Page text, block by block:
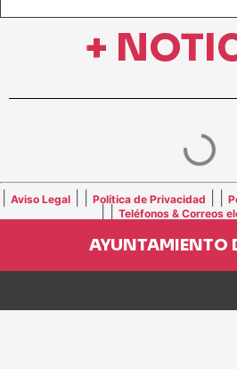
+
Aviso Legal Política de Privacidad
Teléfonos & Correos
AYUNTAMIENTO